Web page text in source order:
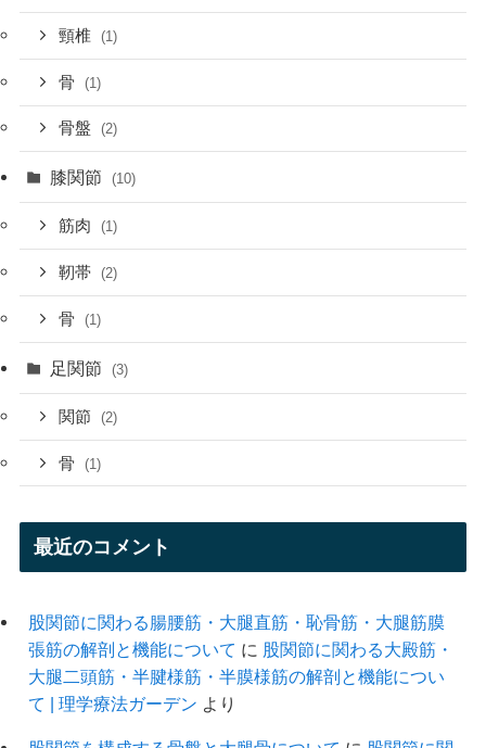
頸椎 (1)
骨 (1)
骨盤 (2)
膝関節 (10)
筋肉 (1)
靭帯 (2)
骨 (1)
足関節 (3)
関節 (2)
骨 (1)
最近のコメント
股関節に関わる腸腰筋・大腿直筋・恥骨筋・大腿筋膜
張筋の解剖と機能について に 股関節に関わる大殿筋・
大腿二頭筋・半腱様筋・半膜様筋の解剖と機能につい
て | 理学療法ガーデン より